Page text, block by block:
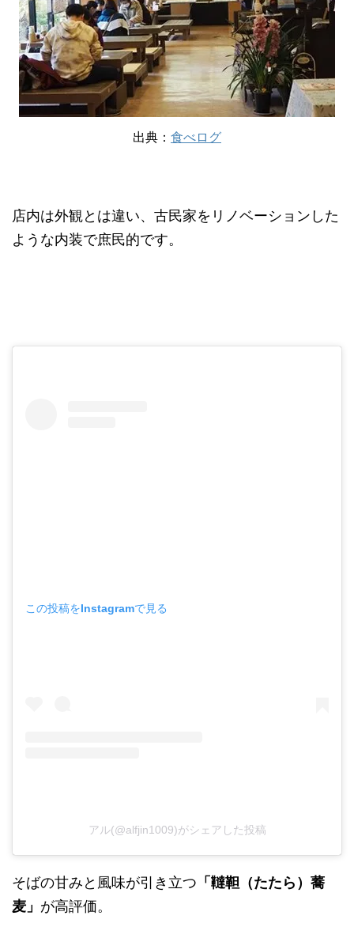
出典： 食べログ
店内は外観とは違い、古民家をリノベーションした
ような内装で庶民的です。
この投稿をInstagramで見る
アル(@alfjin1009)がシェアした投稿
そばの甘みと風味が引き立つ 「韃靼（たたら）蕎
麦」 が高評価。